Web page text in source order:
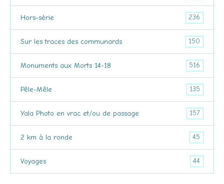
Hors-série 236
Sur les traces des communards 150
Monuments aux Morts 14-18 516
Pêle-Mêle 135
Yala Photo en vrac et/ou de passage 157
2 km à la ronde 45
Voyages 44